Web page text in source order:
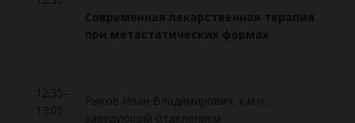
12:35–
13:05
Современная лекарственная терапия
при метастатических формах
Рыков Иван Владимирович, к.м.н.,
заведующий отделением